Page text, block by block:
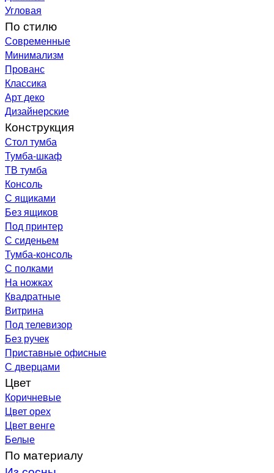
Угловая
По стилю
Современные
Минимализм
Прованс
Классика
Арт деко
Дизайнерские
Конструкция
Стол тумба
Тумба-шкаф
ТВ тумба
Консоль
С ящиками
Без ящиков
Под принтер
С сиденьем
Тумба-консоль
С полками
На ножках
Квадратные
Витрина
Под телевизор
Без ручек
Приставные офисные
С дверцами
Цвет
Коричневые
Цвет орех
Цвет венге
Белые
По материалу